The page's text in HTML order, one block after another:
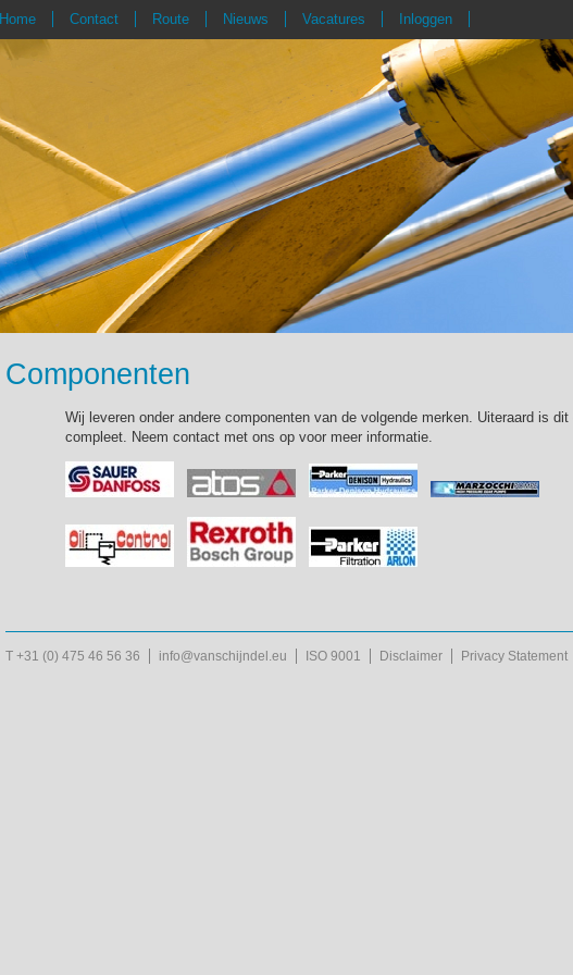
Home Contact Route Nieuws Vacatures Inloggen
Componenten
Wij leveren onder andere componenten van de volgende merken. Uiteraard is
compleet. Neem contact met ons op voor meer informatie.
T +31 (0) 475 46 56 36 info@vanschijndel.eu ISO 9001 Disclaimer Privacy Statement